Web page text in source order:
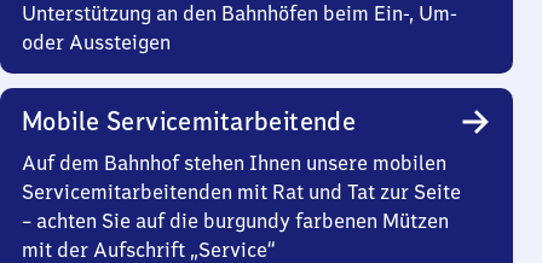
Unterstützung an den Bahnhöfen beim Ein-, Um-
oder Aussteigen
Mobile Servicemitarbeitende
Auf dem Bahnhof stehen Ihnen unsere mobilen
Servicemitarbeitenden mit Rat und Tat zur Seite
– achten Sie auf die burgundy farbenen Mützen
mit der Aufschrift „Service“